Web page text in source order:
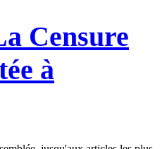
Censure
à